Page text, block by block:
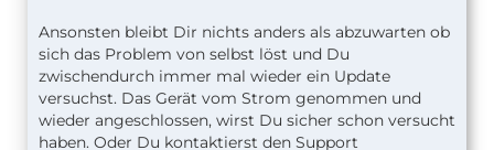
Ansonsten bleibt Dir nichts anders als abzuwarten ob
sich das Problem von selbst löst und Du
zwischendurch immer mal wieder ein Update
versuchst. Das Gerät vom Strom genommen und
wieder angeschlossen, wirst Du sicher schon versucht
haben. Oder Du kontaktierst den Support